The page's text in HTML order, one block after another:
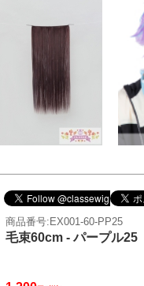
商品番号:EX001-60-PP25
毛束60cm - パープル25